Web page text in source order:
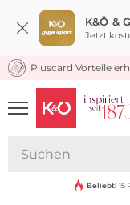
K&Ö &
Jetzt
Pluscard Vorteile
UNSERE APP
CLICK &
Beliebt! 15